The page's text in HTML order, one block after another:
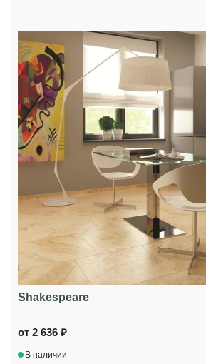
Shakespeare
от 2 636 ₽
В наличии